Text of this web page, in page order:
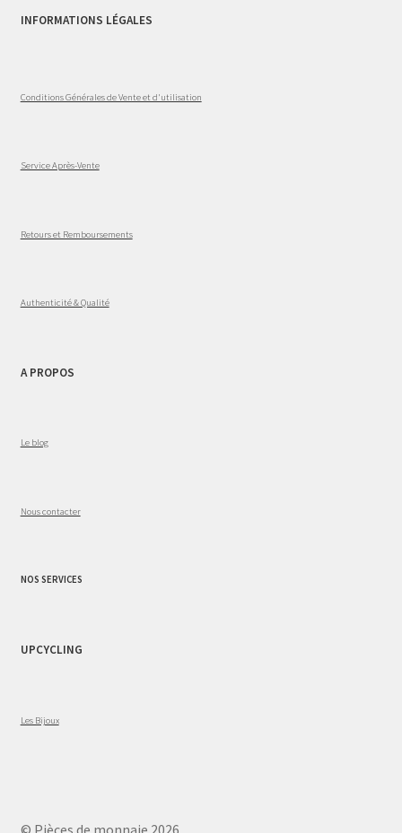
INFORMATIONS LÉGALES
Conditions Générales de Vente et d'utilisation
Service Après-Vente
Retours et Remboursements
Authenticité & Qualité
A PROPOS
Le blog
Nous contacter
NOS SERVICES
UPCYCLING
Les Bijoux
© Pièces de monnaie 2026